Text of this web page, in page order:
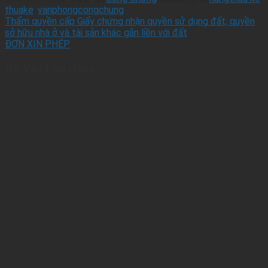
thuake vanphongcongchung
Thẩm quyền cấp Giấy chứng nhận quyền sử dụng đất, quyền
sở hữu nhà ở và tài sản khác gắn liền với đất
ĐƠN XIN PHÉP